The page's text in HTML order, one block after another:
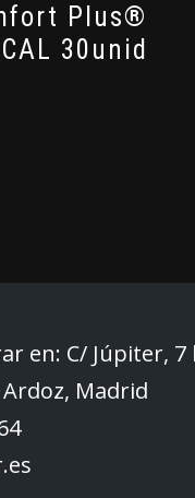
Plus®
30unid
en: C/ Júpiter, 7
Madrid